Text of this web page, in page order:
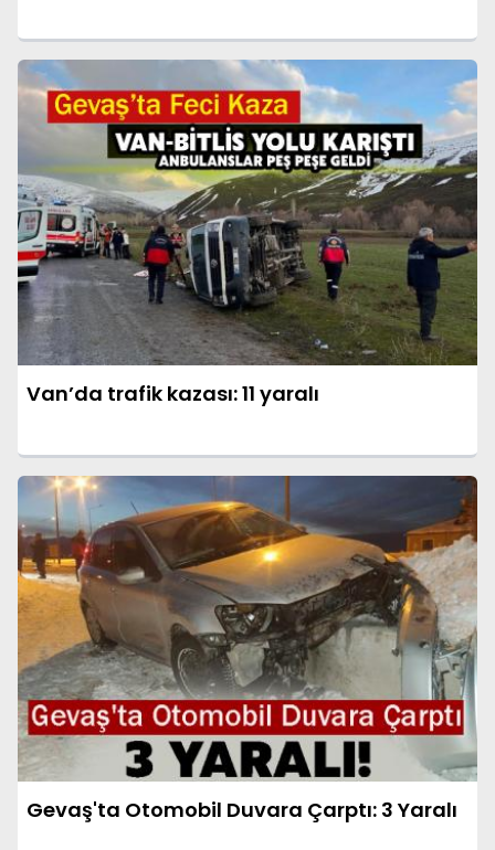
Van’da trafik kazası: 11 yaralı
Gevaş'ta Otomobil Duvara Çarptı: 3 Yaralı